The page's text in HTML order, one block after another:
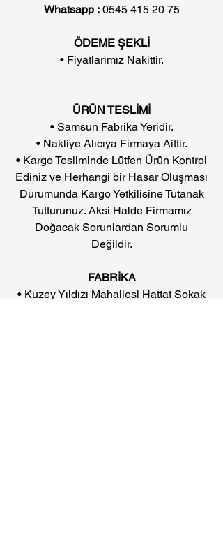
Whatsapp : 0545 415 20 75
ÖDEME ŞEKLİ
• Fiyatlarımız Nakittir.
ÜRÜN TESLİMİ
• Samsun Fabrika Yeridir.
• Nakliye Alıcıya Firmaya Aittir.
• Kargo Tesliminde Lütfen Ürün Kontrol
Ediniz ve Herhangi bir Hasar Oluşması
Durumunda Kargo Yetkilisine Tutanak
Tutturunuz. Aksi Halde Firmamız
Doğacak Sorunlardan Sorumlu
Değildir.
FABRİKA
• Kuzey Yıldızı Mahallesi Hattat Sokak